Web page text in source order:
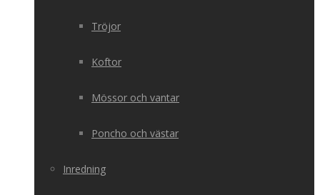
Tröjor
Koftor
Mössor och vantar
Poncho och västar
Inredning